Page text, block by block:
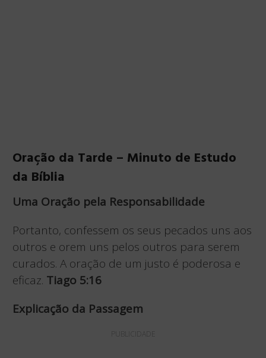
Oração da Tarde – Minuto de Estudo
da Bíblia
Uma Oração pela Responsabilidade
Portanto, confessem os seus pecados uns aos
outros e orem uns pelos outros para serem
curados. A oração de um justo é poderosa e
eficaz. Tiago 5:16
Explicação da Passagem
PUBLICIDADE